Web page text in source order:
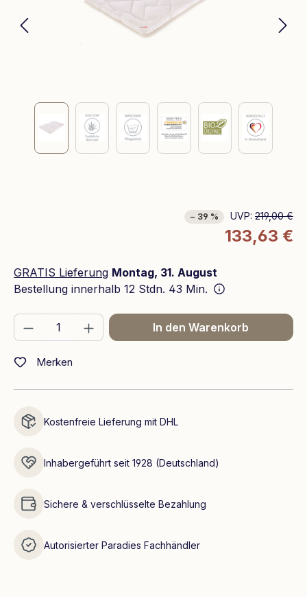
− 39 % UVP: 219,00 €
133,63 €
GRATIS Lieferung Montag, 31. August
Bestellung innerhalb 12 Stdn. 43 Min.
Produkt Anzahl: Gib den gewünschten
In den Warenkorb
Merken
Kostenfreie Lieferung mit DHL
Inhabergeführt seit 1928 (Deutschland)
Sichere & verschlüsselte Bezahlung
Autorisierter Paradies Fachhändler